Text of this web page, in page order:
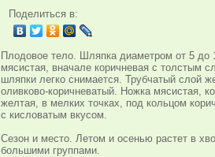
Поделиться в:
Плодовое тело. Шляпка диаметром от 5
мясистая, вначале коричневая с толстым
шляпки легко снимается. Трубчатый слой
оливково-коричневатый. Ножка мясистая,
желтая, в мелких точках, под кольцом
с кисловатым вкусом.
Сезон и место. Летом и осенью растет в
большими группами.